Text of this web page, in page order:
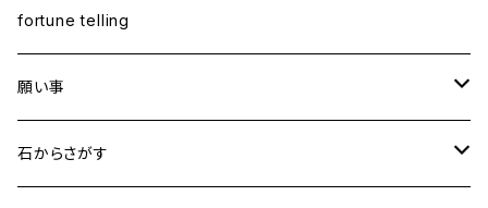
fortune telling
願い事
健康・恋愛・愛情
石からさがす